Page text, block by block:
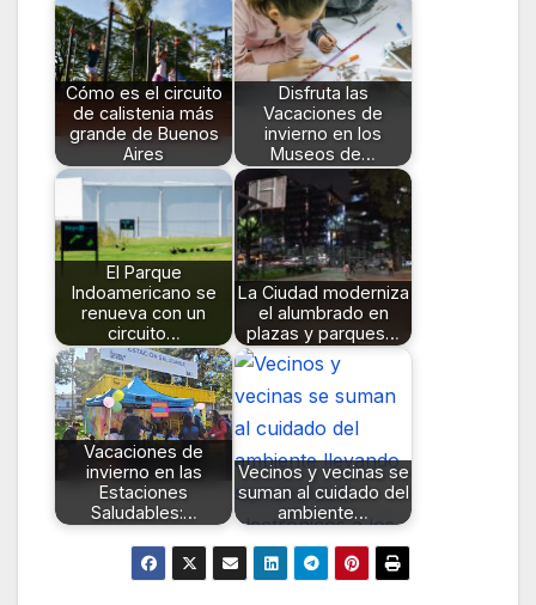
Cómo es el circuito
de calistenia más
grande de Buenos
Aires
Disfruta las
Vacaciones de
invierno en los
Museos de…
El Parque
Indoamericano se
renueva con un
circuito…
La Ciudad moderniza
el alumbrado en
plazas y parques…
Vacaciones de
invierno en las
Estaciones
Saludables:…
Vecinos y vecinas se
suman al cuidado del
ambiente…